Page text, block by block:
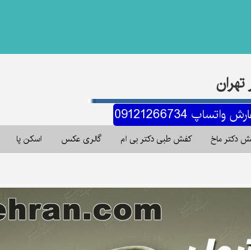
واتساپ 09121266734
دکتر ماخ کفش طبی دکتر بی ام گالری عکس اسکن پا